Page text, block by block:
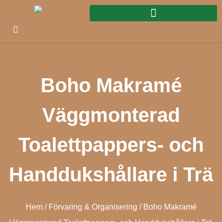
Boho Makramé
Väggmonterad
Toalettpappers- och
Handdukshållare i Trä
Hem/ Förvaring & Organisering / Boho Makramé